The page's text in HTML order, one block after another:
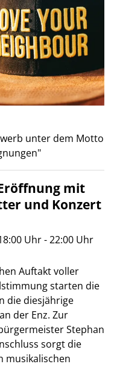
unter dem Motto
mit
und Konzert
Uhr- 22:00 Uhr
Auftakt voller
starten die
die diesjährige
der Enz. Zur
Stephan
sorgt die
musikalischen